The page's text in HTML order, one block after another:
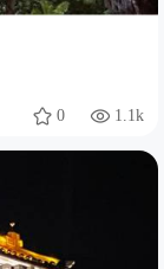
0 1.1k